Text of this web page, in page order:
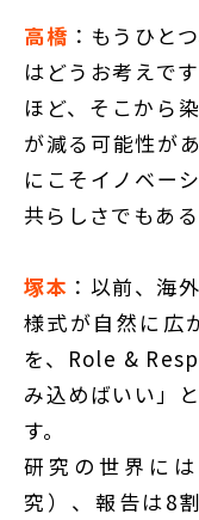
高橋 ：もうひと
はどうお考えで
ほど、そこから
が減る可能性が
にこそイノベー
共らしさでもあ
塚本 ：以前、海
様式が自然に広
を、Role &
み込めばいい」
す。
研究の世界に
究）、報告は8